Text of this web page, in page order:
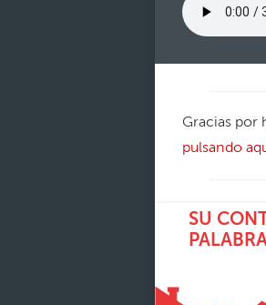
Gracias por
pulsando
SU